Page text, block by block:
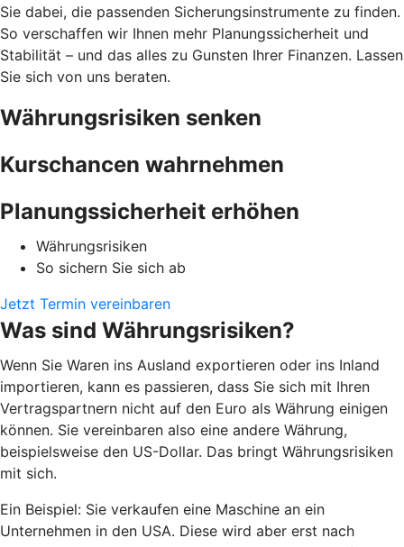
Sie dabei, die passenden Sicherungsinstrumente zu finden.
So verschaffen wir Ihnen mehr Planungssicherheit und
Stabilität – und das alles zu Gunsten Ihrer Finanzen. Lassen
Sie sich von uns beraten.
Währungsrisiken senken
Kurschancen wahrnehmen
Planungssicherheit erhöhen
Währungsrisiken
So sichern Sie sich ab
Jetzt Termin vereinbaren
Was sind Währungsrisiken?
Wenn Sie Waren ins Ausland exportieren oder ins Inland
importieren, kann es passieren, dass Sie sich mit Ihren
Vertragspartnern nicht auf den Euro als Währung einigen
können. Sie vereinbaren also eine andere Währung,
beispielsweise den US-Dollar. Das bringt Währungsrisiken
mit sich.
Ein Beispiel: Sie verkaufen eine Maschine an ein
Unternehmen in den USA. Diese wird aber erst nach